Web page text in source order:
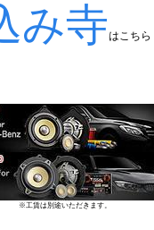
み寺はこちら
※工賃は別途いただきます。